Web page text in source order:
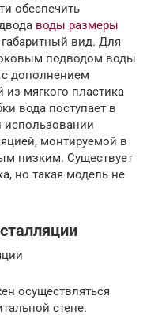
обеспечить
воды размеры
вид. Для
подводом воды
дополнением
из мягкого пластика
вода поступает в
использовании
монтируемой в
низким. Существует
но такая модель не
осуществляться
стене.